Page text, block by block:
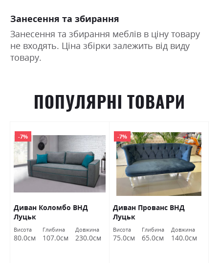
Занесення та збирання
Занесення та збирання меблів в ціну товару
не входять. Ціна збірки залежить від виду
товару.
ПОПУЛЯРНІ ТОВАРИ
-7%
Диван Коломбо ВНД
Луцьк
Висота
80.0см
Глибина
107.0см
Довжина
230.0см
-7%
Диван Прованс ВНД
Луцьк
Висота
75.0см
Глибина
65.0см
Довжина
140.0см